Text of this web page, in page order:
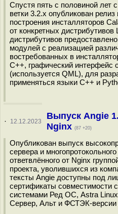
Спустя пять с половиной лет
ветки 3.2.x опубликован
построения инсталляторов
от конкретных дистрибутивов
дистрибутивов
модулей c реализацией
востребованных в
С++, графический интерфейс
(используется QML), для
применяться языки C++ и
· 12.12.2023
Выпуск Angie
Nginx (87 +20)
Опубликован выпуск
сервера и
ответвлённого от Nginx
проекта, уволившихся из
тексты Angie доступны под
сертификаты совместимости
системами Ред ОС, Astra
Сервер, Альт и ФСТЭК-версии